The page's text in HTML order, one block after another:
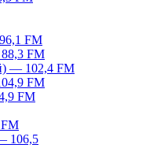
FM
FM
— 102,4 FM
FM
FM
106,5